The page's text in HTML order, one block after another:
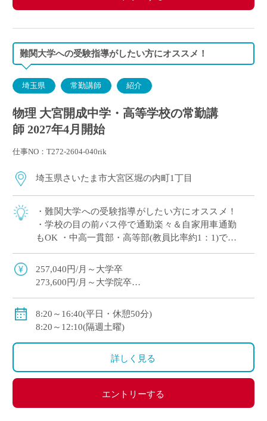
難関大学への受験指導がしたい方にオススメ！
埼玉県 常勤講師 紹介
物理 大宮開成中学・高等学校の常勤講
師 2027年4月開始
仕事NO：T272-2604-040rik
埼玉県さいたま市大宮区堀の内町1丁目
・難関大学への受験指導がしたい方にオススメ！
・学校の目の前バス停で通勤楽々＆自家用車通勤
もOK ・中高一貫部・高等部(教員比率約1：1)でス
にした指導を展開
257,040円/月～大学卒
273,600円/月～大学院卒
・各種手当：住宅・講習・入試手当等
初年度：3.69カ月(6月：0.69カ月、12月：3カ月)
2年目以降：5.3カ月(6月：2.3カ月、12月：3.0カ月 )※
・昇給あり
・交通費別途支給
8:20～16:40(平日・休憩50分)
8:20～12:10(隔週土曜)
詳しく見る
エントリーする